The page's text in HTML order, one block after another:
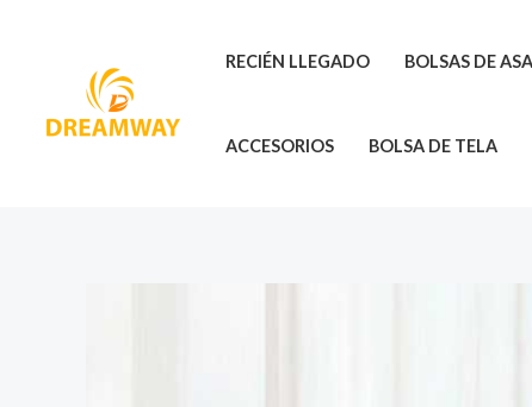
RECIÉN LLEGADO BOLSAS DE
ACCESORIOS BOLSA DE TELA